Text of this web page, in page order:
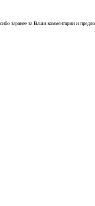
заранее за Ваши комментарии и